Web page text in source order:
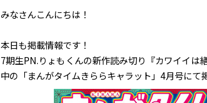
みなさんこんにちは！
本日も掲載情報です！
7期生PN.りょもくんの新作読み切り『カワイイは
中の「まんがタイムきららキャラット」4月号にて